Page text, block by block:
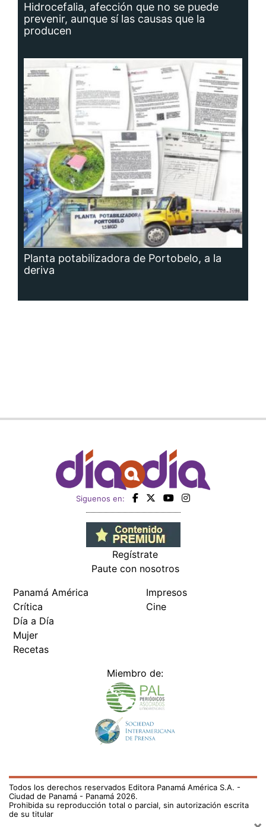
Hidrocefalia, afección que no se puede
prevenir, aunque sí las causas que la
producen
Planta potabilizadora de Portobelo, a la
deriva
Siguenos en:
Regístrate
Paute con nosotros
Panamá América
Crítica
Día a Día
Mujer
Recetas
Impresos
Cine
Miembro de:
Todos los derechos reservados Editora Panamá América S.A. -
Ciudad de Panamá - Panamá 2026.
Prohibida su reproducción total o parcial, sin autorización escrita
de su titular